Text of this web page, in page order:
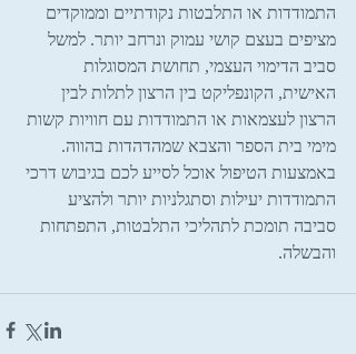
התמודדות או התלבטות נקודתיים וממוקדים
מציפים בעצם קושי עמוק ונרחב יותר. למשל
סביב הדימוי העצמי, תחושת המסוגלות
האישית, הקונפליקט בין הרצון לתלות לבין
הרצון לעצמאות או התמודדות עם חוויות קשות
מימי בית הספר והצבא שמהדהדות בהווה.
באמצעות הטיפול אוכל לסייע לכם בגיבוש דרכי
התמודדות יעילות וסתגלניות יותר ולהציע
סביבה תומכת לתהליכי התלבטות, התפתחות
והבשלה.